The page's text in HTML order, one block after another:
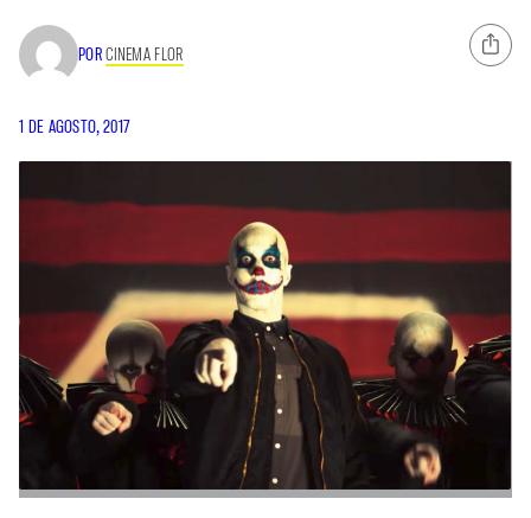
PORCINEMA FLOR
1 DE AGOSTO, 2017